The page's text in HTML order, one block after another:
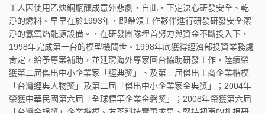
工人因使用乙炔鋼瓶釀成意外悲劇，自此，下定決心研發安全、乾
淨的燃料。早早在於1993年，即帶領工作夥伴進行研發研發安全潔
淨的氫氧焰能源設備。，在研發團隊埋首努力與資金不斷投入下，
1998年完成第一台的模型機問世。1998年底獲得經濟部投資業務處
肯定，給予專案補助，並延聘海外專家回台協助研發工作，陸續榮
獲第二屆傑出中小企業家「經典獎」、及第三屆傑出工商企業楷模
「台灣經典人物獎」及第二屆「傑出中小企業家金典獎」；2004年
榮獲中華民國第六屆「全球標竿企業金磐獎」；2008年榮獲第六屆
「台灣金根獎」企業楷模。友荃科技實事求是、堅持初衷的扎根研